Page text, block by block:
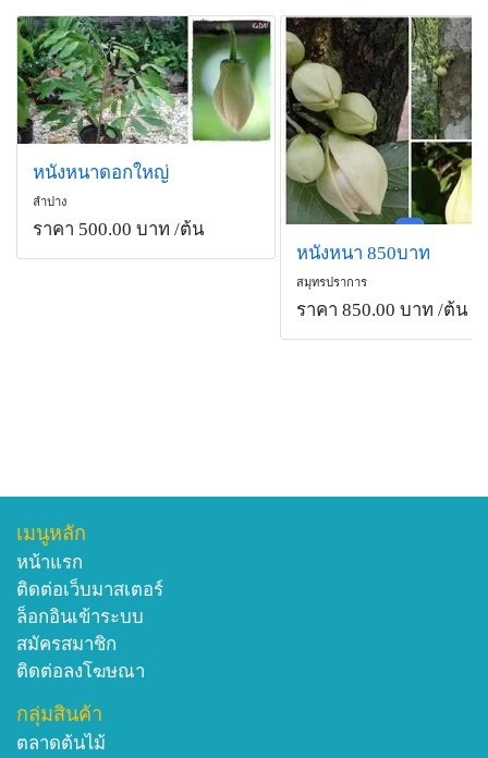
หนังหนาดอกใหญ่
ลำปาง
ราคา 500.00 บาท /ต้น
หนังหนา 850บาท
สมุทรปราการ
ราคา 850.00 บาท /ต้น
เมนูหลัก
หน้าแรก
ติดต่อเว็บมาสเตอร์
ล็อกอินเข้าระบบ
สมัครสมาชิก
ติดต่อลงโฆษณา
กลุ่มสินค้า
ตลาดต้นไม้